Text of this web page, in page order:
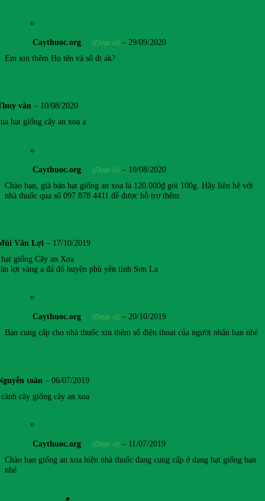
Caythuoc.org (Dược sĩ) – 29/09/2020
Em xin thêm Họ tên và số đt ak?
vân – 10/08/2020
hạt giống cây an xoa ạ
Caythuoc.org (Dược sĩ) – 10/08/2020
Chào bạn, giá bán hạt giống an xoa là 120.000₫ gói 100g. Hãy liên hệ với
nhà thuốc qua số 097 878 4411 để được hỗ trợ thêm.
Văn Lợi – 17/10/2019
giống Cây an Xoa
lợi vàng a đá đỏ huyện phù yên tỉnh Sơn La
Caythuoc.org (Dược sĩ) – 20/10/2019
Bạn cung cấp cho nhà thuốc xin thêm số điện thoại của người nhận bạn nhé
toàn – 06/07/2019
cây giống cây an xoa
Caythuoc.org (Dược sĩ) – 11/07/2019
Chào bạn giống an xoa hiện nhà thuốc đang cung cấp ở dạng hạt giống bạn
nhé